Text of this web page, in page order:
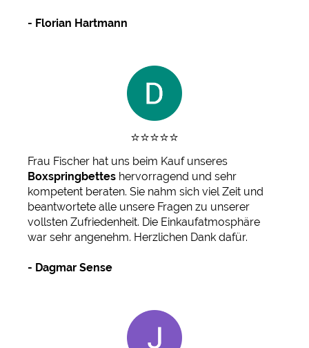
- Florian Hartmann
⭐️⭐️⭐️⭐️⭐️
Frau Fischer hat uns beim Kauf unseres
Boxspringbettes hervorragend und sehr
kompetent beraten. Sie nahm sich viel Zeit und
beantwortete alle unsere Fragen zu unserer
vollsten Zufriedenheit. Die Einkaufatmosphäre
war sehr angenehm. Herzlichen Dank dafür.
- Dagmar Sense